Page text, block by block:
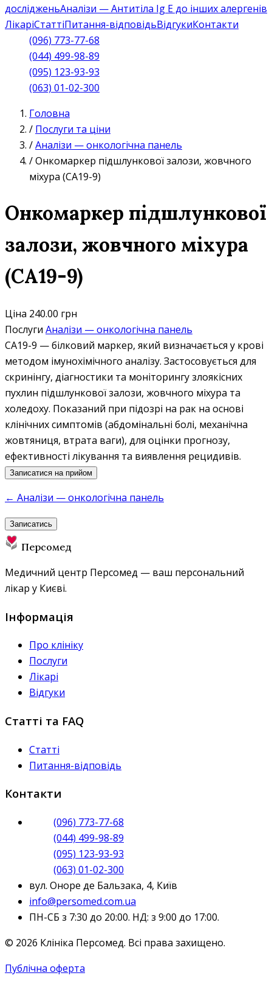
дослідженьАналізи — Антитіла Ig E до інших алергенів
ЛікаріСтаттіПитання-відповідьВідгукиКонтакти
(096) 773-77-68
(044) 499-98-89
(095) 123-93-93
(063) 01-02-300
Головна
/ Послуги та ціни
/Аналізи — онкологічна панель
/Онкомаркер підшлункової залози, жовчного
міхура (СА19-9)
Онкомаркер підшлункової
залози, жовчного міхура
(СА19-9)
Ціна 240.00 грн
Послуги Аналізи — онкологічна панель
СА19-9 — білковий маркер, який визначається у крові
методом імунохімічного аналізу. Застосовується для
скринінгу, діагностики та моніторингу злоякісних
пухлин підшлункової залози, жовчного міхура та
холедоху. Показаний при підозрі на рак на основі
клінічних симптомів (абдомінальні болі, механічна
жовтяниця, втрата ваги), для оцінки прогнозу,
ефективності лікування та виявлення рецидивів.
Записатися на прийом
← Аналізи — онкологічна панель
Записатись
Персомед
Медичний центр Персомед — ваш персональний
лікар у Києві.
Інформація
Про клініку
Послуги
Лікарі
Відгуки
Статті та FAQ
Статті
Питання-відповідь
Контакти
(096) 773-77-68
(044) 499-98-89
(095) 123-93-93
(063) 01-02-300
вул. Оноре де Бальзака, 4, Київ
info@persomed.com.ua
ПН-СБ з 7:30 до 20:00. НД: з 9:00 до 17:00.
© 2026 Клініка Персомед. Всі права захищено.
Публічна оферта